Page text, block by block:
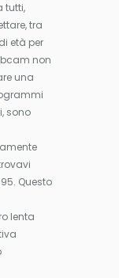
tutti,
tra
età per
non
una
sono
Questo
lenta